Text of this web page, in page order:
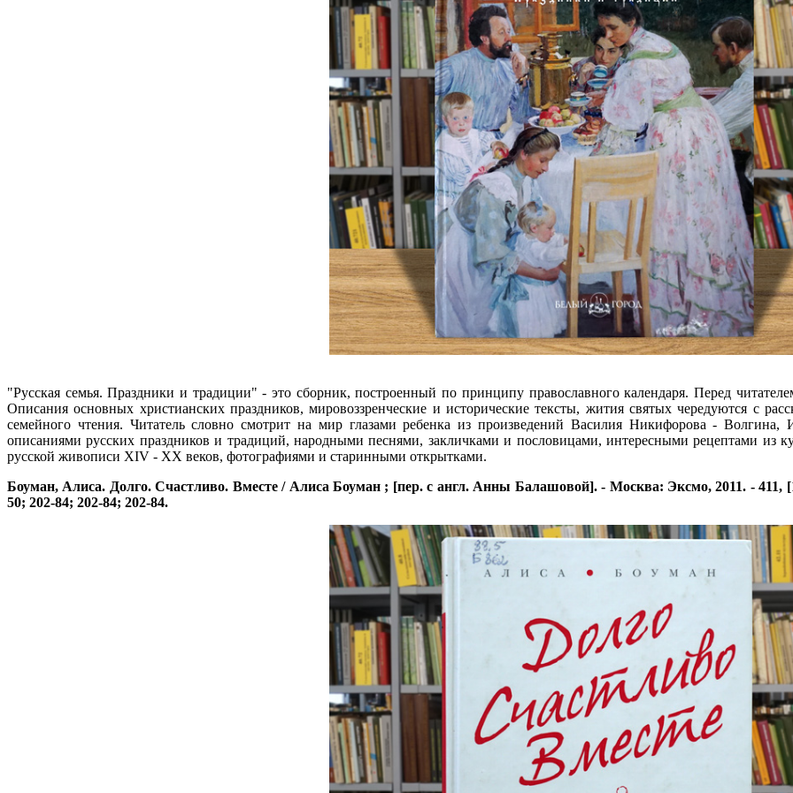
"Русская семья. Праздники и традиции" - это сборник, построенный по принципу православного календаря. Перед
Описания основных христианских праздников, мировоззренческие и исторические тексты, жития святых чередуются с
семейного чтения. Читатель словно смотрит на мир глазами ребенка из произведений Василия Никифорова -
описаниями русских праздников и традиций, народными песнями, закличками и пословицами, интересными рецептами из
русской живописи XIV - XX веков, фотографиями и старинными открытками.
Боуман, Алиса. Долго. Счастливо. Вместе / Алиса Боуман ; [пер. с англ. Анны Балашовой]. - Москва: Эксмо, 2011. - 411,
50; 202-84; 202-84; 202-84.